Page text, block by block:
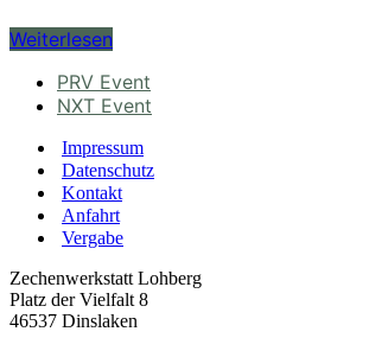
Weiterlesen
PRV Event
NXT Event
Impressum
Datenschutz
Kontakt
Anfahrt
Vergabe
Zechenwerkstatt Lohberg
Platz der Vielfalt 8
46537 Dinslaken